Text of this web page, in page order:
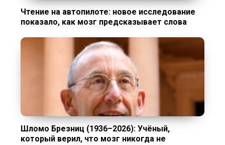
Чтение на автопилоте: новое исследование
показало, как мозг предсказывает слова
Шломо Брезниц (1936–2026): Учёный,
который верил, что мозг никогда не